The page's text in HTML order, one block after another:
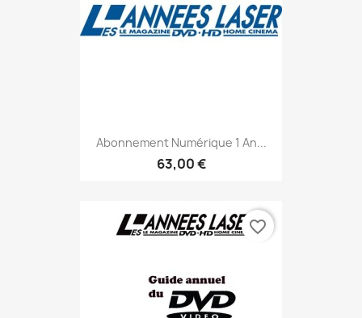
Abonnement Numérique 1 An...
63,00 €
favorite_border